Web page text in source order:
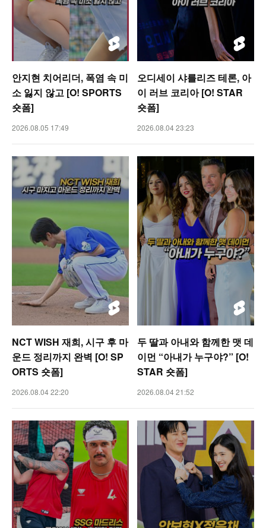
안지현 치어리더, 폭염 속 미
소 잃지 않고 [O! SPORTS
숏폼]
2026.08.05 17:49
오디세이 샤를리즈 테론, 아
이 러브 코리아 [O! STAR
숏폼]
2026.08.04 23:23
NCT WISH 재희, 시구 후 마
운드 정리까지 완벽 [O! SP
ORTS 숏폼]
2026.08.04 22:20
두 딸과 아내와 함께한 맷 데
이먼 “아내가 누구야?” [O!
STAR 숏폼]
2026.08.04 21:52